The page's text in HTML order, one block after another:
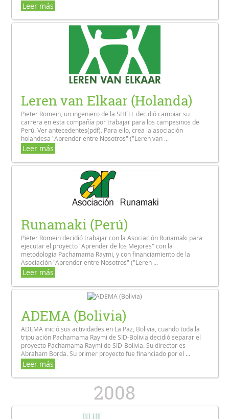
Leer más
Leren van Elkaar (Holanda)
Pieter Romein, un ingeniero de la SHELL decidió cambiar su
carrera en esta compañía por trabajar para los campesinos de
Perú. Ver antecedentes(pdf). Para ello, crea la asociación
holandesa "Aprender entre Nosotros" ("Leren van ...
Leer más
Runamaki (Perú)
Pieter Romein decidió trabajar con la Asociación Runamaki para
ejecutar el proyecto "Aprender de los Mejores" con la
metodología Pachamama Raymi, y con financiamiento de la
Asociación "Aprender entre Nosotros" ("Leren ...
Leer más
ADEMA (Bolivia)
ADEMA inició sus actividades en La Paz, Bolivia, cuando toda la
tripulación Pachamama Raymi de SID-Bolivia decidió separar el
proyecto Pachamama Raymi de SID-Bolivia. Su director es
Abraham Borda. Su primer proyecto fue financiado por el ...
Leer más
2008